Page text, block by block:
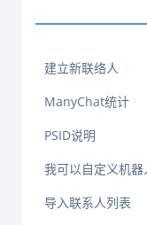
建立新联络人
ManyChat统计
PSID说明
我可以自定义机
导入联系人列表